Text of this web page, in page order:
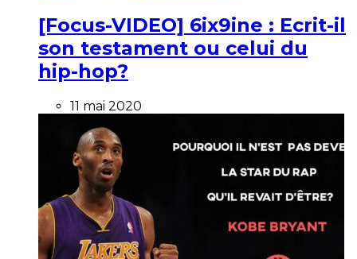
[Focus-VIDEO] 6ix9ine : Ecrit-il
son testament ou celui du
hip-hop?
11 mai 2020